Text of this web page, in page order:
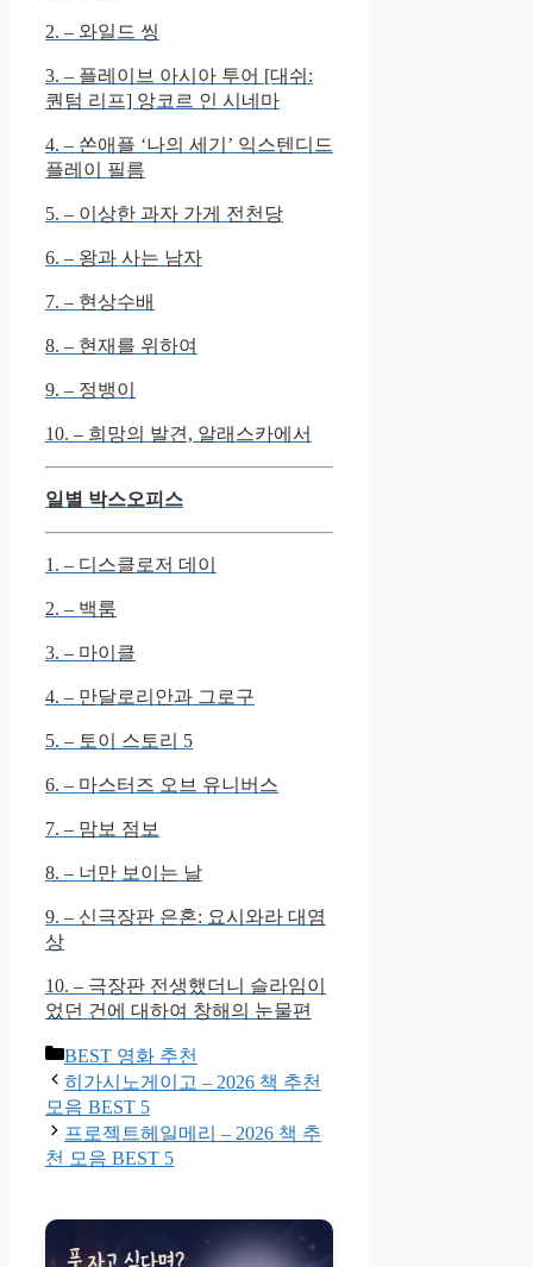
2. – 와일드 씽
3. – 플레이브 아시아 투어 [대쉬:
퀀텀 리프] 앙코르 인 시네마
4. – 쏜애플 ‘나의 세기’ 익스텐디드
플레이 필름
5. – 이상한 과자 가게 전천당
6. – 왕과 사는 남자
7. – 현상수배
8. – 현재를 위하여
9. – 정뱅이
10. – 희망의 발견, 알래스카에서
일별 박스오피스
1. – 디스클로저 데이
2. – 백룸
3. – 마이클
4. – 만달로리안과 그로구
5. – 토이 스토리 5
6. – 마스터즈 오브 유니버스
7. – 맘보 점보
8. – 너만 보이는 날
9. – 신극장판 은혼: 요시와라 대염
상
10. – 극장판 전생했더니 슬라임이
었던 건에 대하여 창해의 눈물편
Categories
BEST 영화 추천
히가시노게이고 – 2026 책 추천
모음 BEST 5
프로젝트헤일메리 – 2026 책 추
천 모음 BEST 5